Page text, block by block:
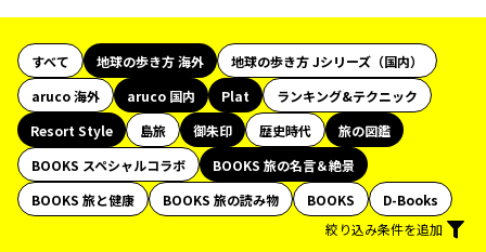
すべて 地球の歩き方 海外
地球の歩き方 Jシリーズ（国内）
aruco 海外
aruco 国内 Plat
ランキング&テクニック
Resort Style
島旅 御朱印 歴史時代
旅の図鑑
BOOKS スペシャルコラボ
BOOKS 旅の名言＆絶景
BOOKS 旅と健康
BOOKS 旅の読み物 BOOKS
D-Books
絞り込み条件を追加